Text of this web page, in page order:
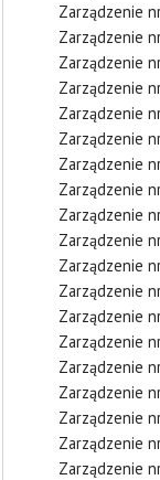
Zarządzenie
Zarządzenie
Zarządzenie
Zarządzenie
Zarządzenie
Zarządzenie
Zarządzenie
Zarządzenie
Zarządzenie
Zarządzenie
Zarządzenie
Zarządzenie
Zarządzenie
Zarządzenie
Zarządzenie
Zarządzenie
Zarządzenie
Zarządzenie
Zarządzenie